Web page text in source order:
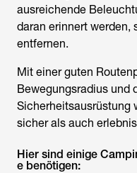
ausreichende
daran erinnert werden,
entfernen.
Mit einer guten
Bewegungsradius und
Sicherheitsausrüstung
sicher als auch
Hier sind einige
e benötigen: